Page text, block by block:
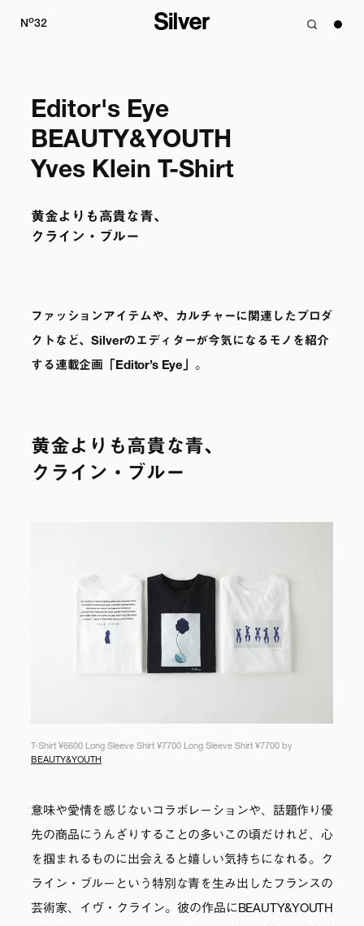
No32
Editor's Eye
BEAUTY&YOUTH
Yves Klein T-Shirt
黄金よりも高貴な青、
クライン・ブルー
ファッションアイテムや、カルチャーに関連したプロダ
クトなど、Silverのエディターが今気になるモノを紹介
する連載企画「Editor’s Eye」。
黄金よりも高貴な青、
クライン・ブルー
T-Shirt ¥6600 Long Sleeve Shirt ¥7700 Long Sleeve Shirt ¥7700 by
BEAUTY&YOUTH
意味や愛情を感じないコラボレーションや、話題作り優
先の商品にうんざりすることの多いこの頃だけれど、心
を掴まれるものに出会えると嬉しい気持ちになれる。ク
ライン・ブルーという特別な青を生み出したフランスの
芸術家、イヴ・クライン。彼の作品にBEAUTY&YOUTH